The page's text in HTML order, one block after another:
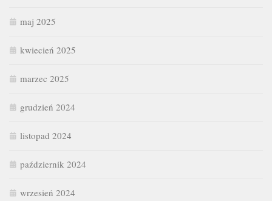
maj 2025
kwiecień 2025
marzec 2025
grudzień 2024
listopad 2024
październik 2024
wrzesień 2024